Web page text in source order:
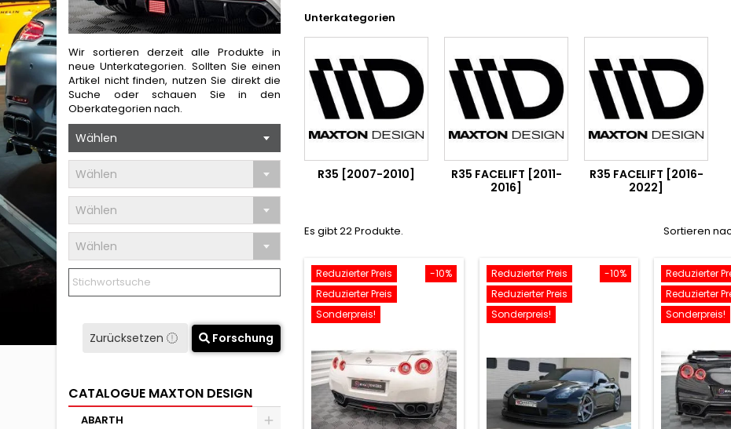
Wir sortieren derzeit alle Produkte in
neue Unterkategorien. Sollten Sie einen
Artikel nicht finden, nutzen Sie direkt die
Suche oder schauen Sie in den
Oberkategorien nach.
Wählen
Wählen
Wählen
Wählen
Zurücksetzen Forschung
CATALOGUE MAXTON DESIGN
ABARTH
Unterkategorien
R35 [2007-2010]
R35 FACELIFT [2011-
2016]
R35 FACELIFT [2016-
2022]
Es gibt 22 Produkte. Sortieren
-10%
Reduzierter Preis
Reduzierter Preis
Sonderpreis!
-10%
Reduzierter Preis
Reduzierter Preis
Sonderpreis!
Reduzierter
Reduzierter
Sonderpreis!